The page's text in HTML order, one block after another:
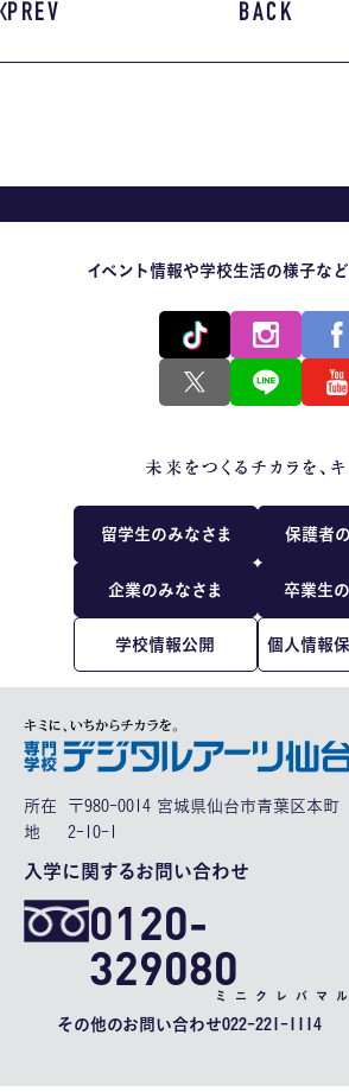
PREV BACK
イベント情報や学校生活の様子な
留学生のみなさま 保護者
企業のみなさま 卒業生
学校情報公開 個人情報
所在
地
〒980-0014 宮城県仙台市青葉区本町
2-10-1
入学に関するお問い合わせ
0120-
329080
ミニクレバマル
その他のお問い合わせ022-221-1114